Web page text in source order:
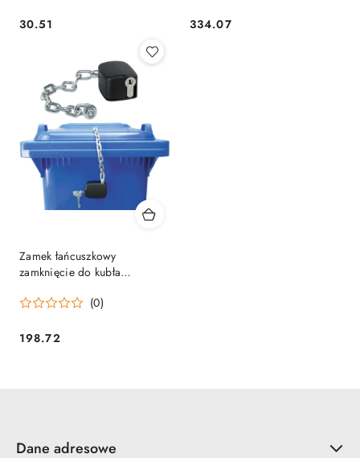
Cena:
30.51 Cena:
334.07
Zamek łańcuszkowy
zamknięcie do kubła
1100L
(0)
Cena:
198.72
Dane adresowe